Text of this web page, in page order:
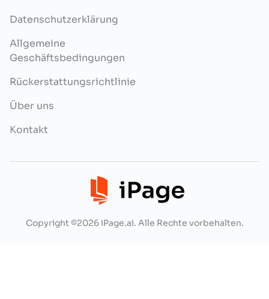
Datenschutzerklärung
Allgemeine
Geschäftsbedingungen
Rückerstattungsrichtlinie
Über uns
Kontakt
Copyright ©2026 iPage.ai. Alle Rechte vorbehalten.